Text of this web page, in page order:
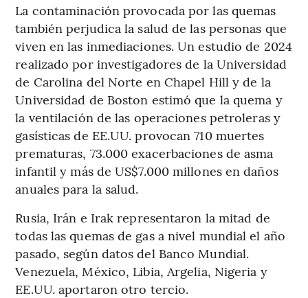
La contaminación provocada por las quemas
también perjudica la salud de las personas que
viven en las inmediaciones. Un estudio de 2024
realizado por investigadores de la Universidad
de Carolina del Norte en Chapel Hill y de la
Universidad de Boston estimó que la quema y
la ventilación de las operaciones petroleras y
gasísticas de EE.UU. provocan 710 muertes
prematuras, 73.000 exacerbaciones de asma
infantil y más de US$7.000 millones en daños
anuales para la salud.
Rusia, Irán e Irak representaron la mitad de
todas las quemas de gas a nivel mundial el año
pasado, según datos del Banco Mundial.
Venezuela, México, Libia, Argelia, Nigeria y
EE.UU. aportaron otro tercio.